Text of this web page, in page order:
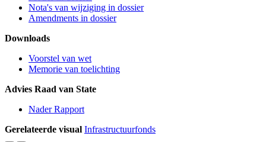
Nota's van wijziging in dossier
Amendments in dossier
Downloads
Voorstel van wet
Memorie van toelichting
Advies Raad van State
Nader Rapport
Gerelateerde visual Infrastructuurfonds